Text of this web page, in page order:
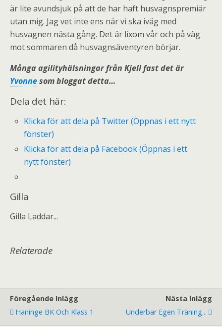
är lite avundsjuk på att de har haft husvagnspremiär
utan mig. Jag vet inte ens när vi ska iväg med
husvagnen nästa gång. Det är lixom vår och på väg
mot sommaren då husvagnsäventyren börjar.
Många agilityhälsningar från Kjell fast det är
Yvonnesom bloggat detta…
Dela det här:
Klicka för att dela på Twitter (Öppnas i ett nytt
fönster)
Klicka för att dela på Facebook (Öppnas i ett
nytt fönster)
Gilla
Gilla Laddar...
Relaterade
Föregående Inlägg
Haninge BK Och Klass 1
Nästa Inlägg
Underbar Egen Träning...